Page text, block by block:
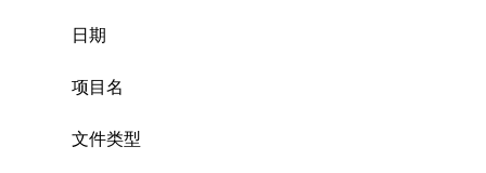
日期
项目名
文件类型